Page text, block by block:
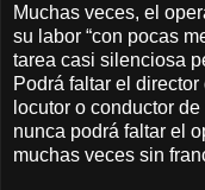
Muchas veces, el
su labor “con pocas
tarea casi silenciosa
Podrá faltar el
locutor o conductor
nunca podrá faltar el
muchas veces sin